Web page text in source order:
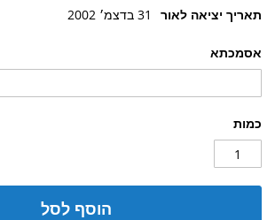
אסמכתא
כמות
הוסף לסל
תאריך יציאה לאור
31 בדצמ׳ 2002